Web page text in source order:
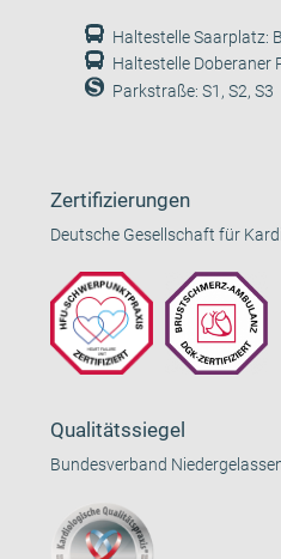
Haltestelle Saarplatz:
Haltestelle Doberaner
Parkstraße: S1, S2, S3
Zertifizierungen
Deutsche Gesellschaft für
Qualitätssiegel
Bundesverband